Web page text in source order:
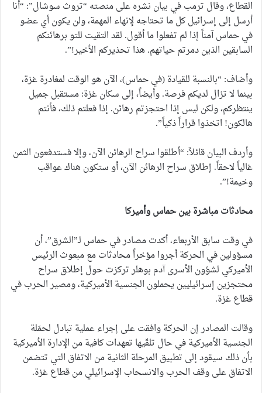
القطاع، وقال ترمب في بيان نشره على منصته “تروث سوشال”: “أنا
أرسل إلى إسرائيل كل ما تحتاجه لإنهاء المهمة، ولن يكون أي عضو
في حماس آمناً إذا لم تفعلوا ما أقول. لقد التقيت للتو برهائنكم
السابقين الذين دمرتم حياتهم. هذا تحذيركم الأخير!”.
وأضاف: “بالنسبة للقيادة (في حماس)، الآن هو الوقت لمغادرة غزة،
بينما لا تزال لديكم فرصة. وأيضاً، إلى سكان غزة: مستقبل جميل
ينتظركم، ولكن ليس إذا احتجزتم رهائن. إذا فعلتم ذلك، فأنتم
هالكون! اتخذوا قراراً ذكياً”.
وأردف البيان قائلاً: “أطلقوا سراح الرهائن الآن، وإلا فستدفعون الثمن
غالياً لاحقاً. إطلاق سراح الرهائن الآن، أو ستكون هناك عواقب
وخيمة!”.
محادثات مباشرة بين حماس وأميركا
في وقت سابق الأربعاء، أكدت مصادر في حماس لـ”الشرق”، أن
مسؤولين في الحركة أجروا مؤخراً محادثات مع مبعوث الرئيس
الأميركي لشؤون الأسرى آدم بوهلر تركزت حول إطلاق سراح
محتجزين إسرائيليين يحملون الجنسية الأميركية، ومصير الحرب في
قطاع غزة.
وقالت المصادر إن الحركة وافقت على إجراء عملية تبادل لحمَلة
الجنسية الأميركية في حال تلقّيها تعهدات كافية من الإدارة الأميركية
بأن ذلك سيقود إلى تطبيق المرحلة الثانية من الاتفاق التي تتضمن
الاتفاق على وقف الحرب والانسحاب الإسرائيلي من قطاع غزة.